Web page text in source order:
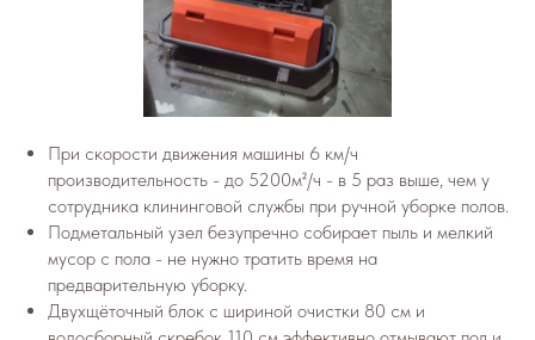
При скорости движения машины 6 км/ч
производительность - до 5200м²/ч - в 5 раз выше, чем у
сотрудника клининговой службы при ручной уборке полов.
Подметальный узел безупречно собирает пыль и мелкий
мусор с пола - не нужно тратить время на
предварительную уборку.
Двухщёточный блок с шириной очистки 80 см и